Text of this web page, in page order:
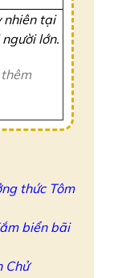
nhiên tại
lớn.
thức Tôm
biển bãi
Chử